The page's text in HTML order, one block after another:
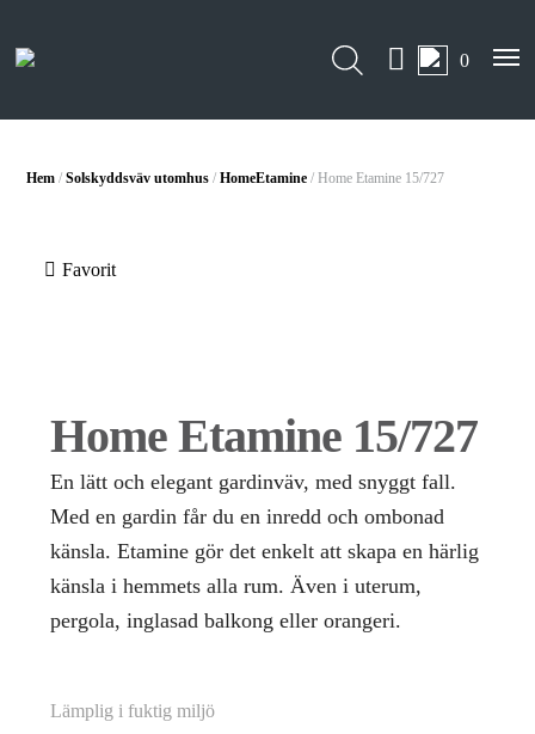
0
Hem /Solskyddsväv utomhus /HomeEtamine / Home Etamine 15/727
Favorit
Home Etamine 15/727
En lätt och elegant gardinväv, med snyggt fall.
Med en gardin får du en inredd och ombonad
känsla. Etamine gör det enkelt att skapa en härlig
känsla i hemmets alla rum. Även i uterum,
pergola, inglasad balkong eller orangeri.
Lämplig i fuktig miljö